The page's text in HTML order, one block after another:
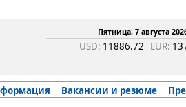
Пятница, 7 августа
USD: 11886.72 EUR:
Вакансии и резюме